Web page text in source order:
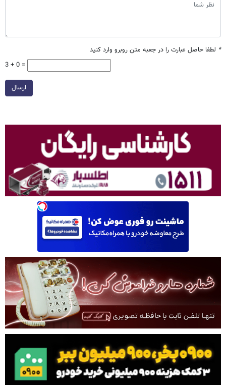
* لطفا حاصل عبارت را در جعبه متن روبرو وارد کنید
3 + 0 =
ارسال